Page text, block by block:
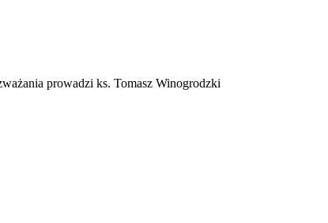
prowadzi ks. Tomasz Winogrodzki